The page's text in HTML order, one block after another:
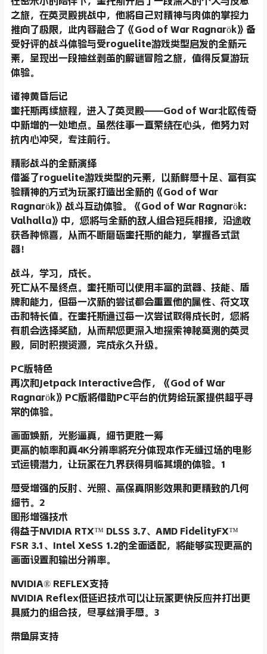
之旅，在英灵殿挑战中，他将自己对精神与肉体的掌控力
推向了极限，此内容融合了《God of War Ragnarök》备
受好评的战斗体验与受roguelite游戏类型启发的全新元
素，呈现出一段抽丝剥茧的解谜冒险之旅，值得反复游玩
体验。
诸神黄昏后记
奎托斯再续旅程，进入了英灵殿——God of War北欧传奇
中新增的一处地点。虽然往事一直萦绕在心头，他努力对
抗内心冲突，专注前行。
精彩战斗的全新演绎
借鉴了roguelite游戏类型的元素，以新鲜感十足、富有实
验精神的方式为玩家打造出全新的《God of War
Ragnarök》战斗互动体验。《God of War Ragnarök:
Valhalla》中，您将与全新的敌人组合短兵相接，沿途收
获各种惊喜，从而不断磨砺奎托斯的能力，掌握各式武
器！
战斗，学习，成长。
死亡从不是终点。奎托斯可以使用丰富的武器、技能、盾
牌和能力，但每一次新的尝试都会重置他的属性、符文攻
击和特长值。在奎托斯通过每一次尝试取得成长时，您将
有机会选择奖励，从而帮您更深入地探索神秘莫测的英灵
殿，同时积攒资源，完成永久升级。
PC版特色
再次和Jetpack Interactive合作，《God of War
Ragnarök》PC版将借助PC平台的优势给玩家提供超乎寻
常的体验。
画面焕新，光影逼真，细节更胜一筹
更高的帧率和真4K分辨率将充分体现本作无缝过场的电影
式运镜潜力，让玩家在九界获得身临其境的体验。1
感受增强的反射、光照、高保真阴影效果和更精致的几何
细节。2
图形增强技术
得益于NVIDIA RTX™ DLSS 3.7、AMD FidelityFX™
FSR 3.1、Intel XeSS 1.2的全面适配，将能够实现更高的
画面设置和输出分辨率。
NVIDIA® REFLEX支持
NVIDIA Reflex低延迟技术可以让玩家更快反应并打出更
具威力的组合技，尽享丝滑手感。3
带鱼屏支持